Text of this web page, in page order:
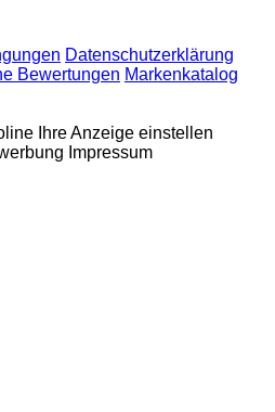
Datenschutzerklärung
Bewertungen Markenkatalog
Ihre Anzeige einstellen
Impressum